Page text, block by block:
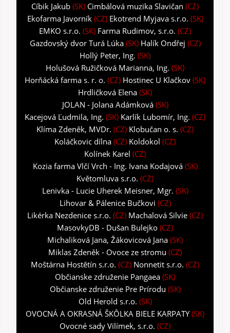
Cíbik Jakub (SK) Cimbálová muzika Slavičan (CZ)
Ekofarma Javorník(CZ) Ekotrend Myjava s.r.o. (SK)
EMKO s.r.o. (SK) Farma Rudimov, s.r.o. (CZ)
Gazdovský dvor Turá Lúka(SK) Halík Ondřej (CZ)
Hollý Peter, Ing. (SK)
Holušová Ružičková Marianna, Ing. (SK)
Horňácká farma s. r. o. (CZ) Hostinec U Klačkov (SK)
Hrdličková Elena (SK)
JOLAN - Jolana Adámková(SK)
Kacejová Ľudmila, Ing. (SK) Karlík Lubomír, Ing. (CZ)
Klíma Zdeněk, MVDr. (CZ) Klobučan o. s. (CZ)
Koláčkovic dílna (CZ) Koldokol (CZ)
Kolínek Karel (CZ)
Kozia farma Vlčí Vrch - Ing. Ivana Kodajová(SK)
Květomluva s.r.o. (CZ)
Lenivka - Lucie Uherek Meisner, Mgr. (SK)
Lihovar & Pálenice Bučkovi (CZ)
Likérka Nezdenice s.r.o. (CZ) Machalová Silvie (CZ)
MasovkyDB - Dušan Bulejko (CZ)
Michaliková Jana, Žákovicová Jana (SK)
Miklas Zdeněk - Ovoce ze stromu (CZ)
Moštárna Hostětín s.r.o. (CZ) Nonnetit s.r.o. (CZ)
Občianske združenie Pangaea (SK)
Občianske združenie Pre Prírodu (SK)
Old Herold s.r.o. (SK)
OVOCNÁ A OKRASNÁ ŠKÔLKA BIELE KARPATY(SK)
Ovocné sady Vilímek, s.r.o. (CZ)